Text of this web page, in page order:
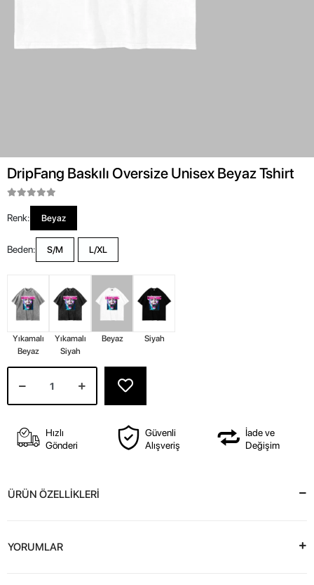
DripFang Baskılı Oversize Unisex Beyaz Tshirt
Renk: Beyaz
Beden: S/M L/XL
Yıkamalı
Beyaz
Yıkamalı
Siyah
Beyaz Siyah
Hızlı
Gönderi
Güvenli
Alışveriş
İade ve
Değişim
ÜRÜN ÖZELLİKLERİ
YORUMLAR